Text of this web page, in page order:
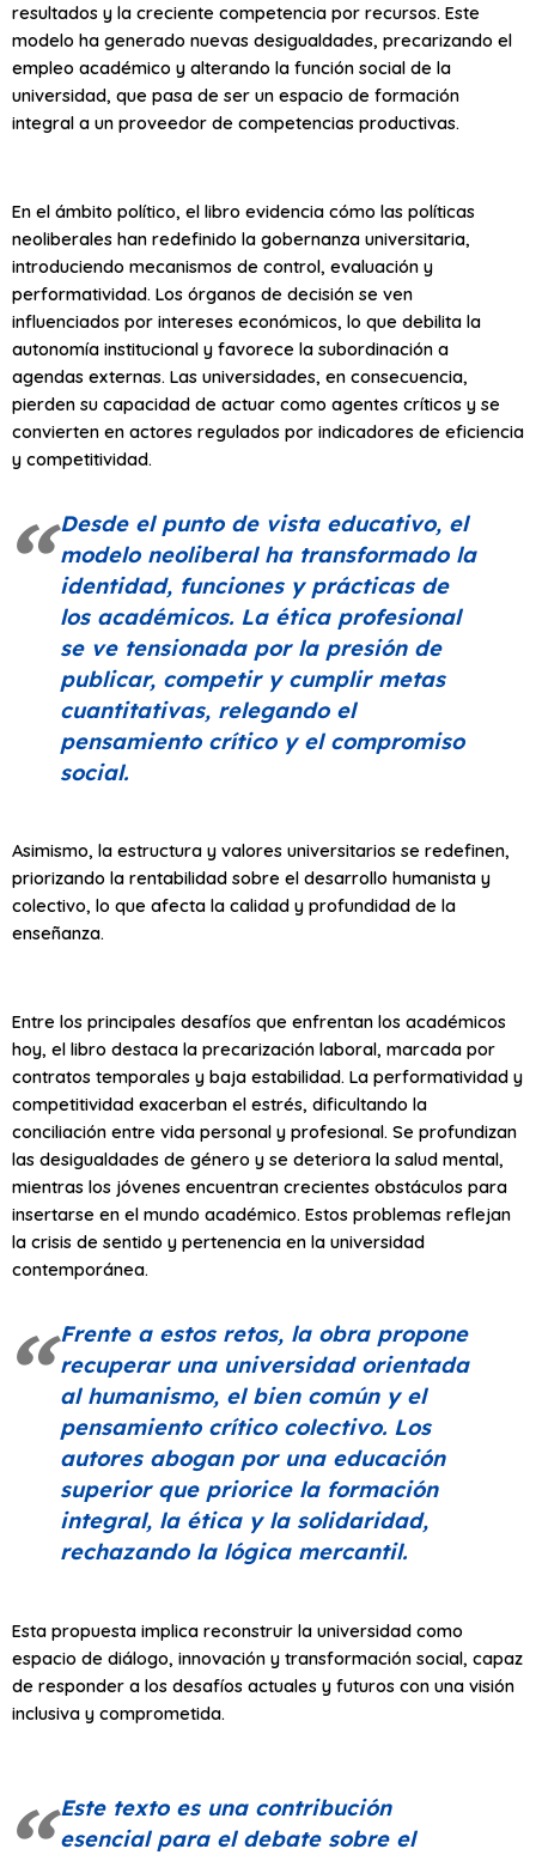
resultados y la creciente competencia por recursos. Este
modelo ha generado nuevas desigualdades, precarizando el
empleo académico y alterando la función social de la
universidad, que pasa de ser un espacio de formación
integral a un proveedor de competencias productivas.
En el ámbito político, el libro evidencia cómo las políticas
neoliberales han redefinido la gobernanza universitaria,
introduciendo mecanismos de control, evaluación y
performatividad. Los órganos de decisión se ven
influenciados por intereses económicos, lo que debilita la
autonomía institucional y favorece la subordinación a
agendas externas. Las universidades, en consecuencia,
pierden su capacidad de actuar como agentes críticos y se
convierten en actores regulados por indicadores de eficiencia
y competitividad.
Desde el punto de vista educativo, el
modelo neoliberal ha transformado la
identidad, funciones y prácticas de
los académicos. La ética profesional
se ve tensionada por la presión de
publicar, competir y cumplir metas
cuantitativas, relegando el
pensamiento crítico y el compromiso
social.
Asimismo, la estructura y valores universitarios se redefinen,
priorizando la rentabilidad sobre el desarrollo humanista y
colectivo, lo que afecta la calidad y profundidad de la
enseñanza.
Entre los principales desafíos que enfrentan los académicos
hoy, el libro destaca la precarización laboral, marcada por
contratos temporales y baja estabilidad. La performatividad y
competitividad exacerban el estrés, dificultando la
conciliación entre vida personal y profesional. Se profundizan
las desigualdades de género y se deteriora la salud mental,
mientras los jóvenes encuentran crecientes obstáculos para
insertarse en el mundo académico. Estos problemas reflejan
la crisis de sentido y pertenencia en la universidad
contemporánea.
Frente a estos retos, la obra propone
recuperar una universidad orientada
al humanismo, el bien común y el
pensamiento crítico colectivo. Los
autores abogan por una educación
superior que priorice la formación
integral, la ética y la solidaridad,
rechazando la lógica mercantil.
Esta propuesta implica reconstruir la universidad como
espacio de diálogo, innovación y transformación social, capaz
de responder a los desafíos actuales y futuros con una visión
inclusiva y comprometida.
Este texto es una contribución
esencial para el debate sobre el